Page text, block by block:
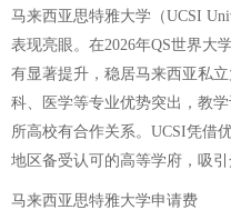
马来西亚思特雅大学（UCSI
表现亮眼。在2026年QS世界大
有显著提升，稳居马来西亚私
科、医学等专业优势突出，教
所高校有合作关系。UCSI凭借
地区备受认可的高等学府，吸引
马来西亚思特雅大学申请费